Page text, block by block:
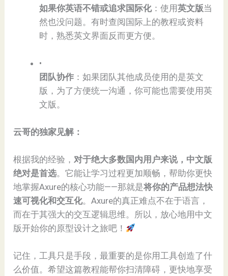
​如果你英语不错或追求国际化​​：使用​​英文版​​当
然也没问题。有时查阅国际上的教程或资料
时，熟悉英文界面反而更方便。
•
​团队协作​ ​：如果团队其他成员使用的是英文
版，为了方便统一沟通，你可能也需要使用英
文版。
​云哥的独家见解：​
根据我的经验，​​对于绝大多数国内用户来说，中文版
绝对是首选​​。它能让学习过程更加顺畅，帮助你更快
地掌握Axure的核心功能——那就是​​将你的产品想法快
速可视化和交互化​​。Axure的真正难点不在于语言，
而在于其强大的交互逻辑思维。所以，放心地用中文
版开始你的原型设计之旅吧！
记住，工具只是手段，最重要的是你用工具创造了什
么价值。希望这篇教程能帮你扫清障碍，更快地享受